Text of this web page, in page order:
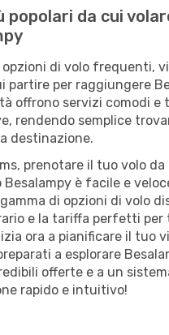
popolari da cui
opzioni di volo frequenti,
partire per raggiungere
offrono servizi comodi e
rendendo semplice
destinazione.
prenotare il tuo volo
è facile e
di opzioni di volo
e la tariffa perfetti per
ora a pianificare il tuo
a esplorare
offerte e a un
rapido e intuitivo!